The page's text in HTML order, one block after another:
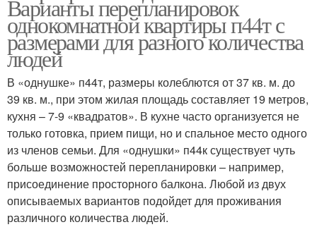
Варианты перепланировок
однокомнатной квартиры п44т с
размерами для разного количества
людей
В «однушке» п44т, размеры колеблются от 37 кв. м. до
39 кв. м., при этом жилая площадь составляет 19 метров,
кухня – 7-9 «квадратов». В кухне часто организуется не
только готовка, прием пищи, но и спальное место одного
из членов семьи. Для «однушки» п44к существует чуть
больше возможностей перепланировки – например,
присоединение просторного балкона. Любой из двух
описываемых вариантов подойдет для проживания
различного количества людей.